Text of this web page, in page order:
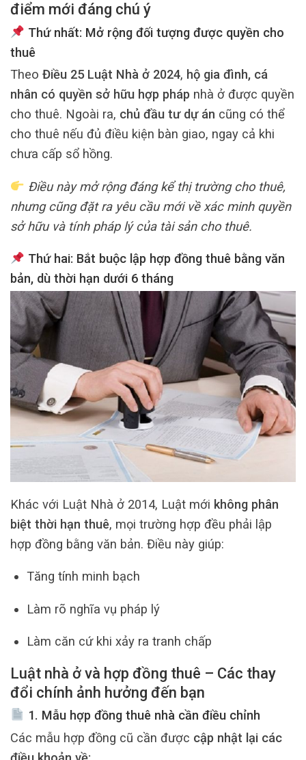
điểm mới đáng chú ý
Thứ nhất: Mở rộng đối tượng được quyền cho
thuê
Theo Điều 25 Luật Nhà ở 2024, hộ gia đình, cá
nhân có quyền sở hữu hợp pháp nhà ở được quyền
cho thuê. Ngoài ra, chủ đầu tư dự án cũng có thể
cho thuê nếu đủ điều kiện bàn giao, ngay cả khi
chưa cấp sổ hồng.
Điều này mở rộng đáng kể thị trường cho thuê,
nhưng cũng đặt ra yêu cầu mới về xác minh quyền
sở hữu và tính pháp lý của tài sản cho thuê.
Thứ hai: Bắt buộc lập hợp đồng thuê bằng văn
bản, dù thời hạn dưới 6 tháng
Khác với Luật Nhà ở 2014, Luật mới không phân
biệt thời hạn thuê, mọi trường hợp đều phải lập
hợp đồng bằng văn bản. Điều này giúp:
Tăng tính minh bạch
Làm rõ nghĩa vụ pháp lý
Làm căn cứ khi xảy ra tranh chấp
Luật nhà ở và hợp đồng thuê – Các thay
đổi chính ảnh hưởng đến bạn
1. Mẫu hợp đồng thuê nhà cần điều chỉnh
Các mẫu hợp đồng cũ cần được cập nhật lại các